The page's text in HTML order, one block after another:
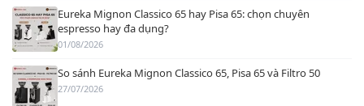
Eureka Mignon Classico 65 hay Pisa 65: chọn chuyên
espresso hay đa dụng?
01/08/2026
So sánh Eureka Mignon Classico 65, Pisa 65 và Filtro 50
27/07/2026